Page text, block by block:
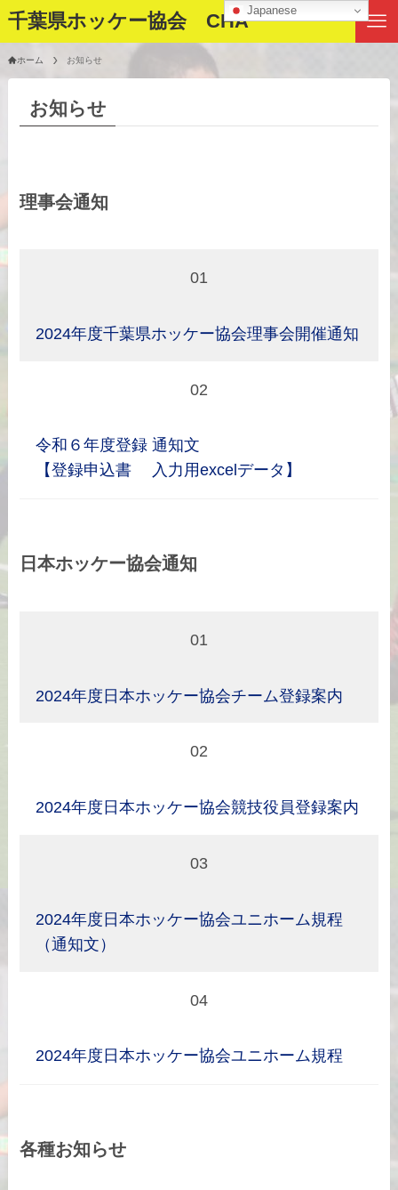
千葉県ホッケー協会 CHA
ホーム お知らせ
お知らせ
理事会通知
01
2024年度千葉県ホッケー協会理事会開催通知
02
令和６年度登録 通知文
【登録申込書 入力用excelデータ】
日本ホッケー協会通知
01
2024年度日本ホッケー協会チーム登録案内
02
2024年度日本ホッケー協会競技役員登録案内
03
2024年度日本ホッケー協会ユニホーム規程
（通知文）
04
2024年度日本ホッケー協会ユニホーム規程
各種お知らせ
Japanese